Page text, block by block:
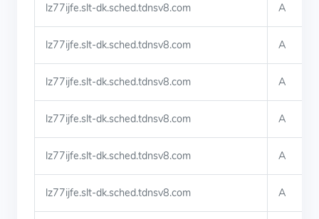
lz77ijfe.slt-dk.sched.tdnsv8.com A
lz77ijfe.slt-dk.sched.tdnsv8.com A
lz77ijfe.slt-dk.sched.tdnsv8.com A
lz77ijfe.slt-dk.sched.tdnsv8.com A
lz77ijfe.slt-dk.sched.tdnsv8.com A
lz77ijfe.slt-dk.sched.tdnsv8.com A